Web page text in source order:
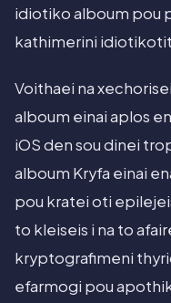
idiotiko alboum pou
kathimerini
Voithaei na
alboum einai aplos
iOS den sou dinei
alboum Kryfa einai
pou kratei oti
to kleiseis i na to
kryptografimeni
efarmogi pou